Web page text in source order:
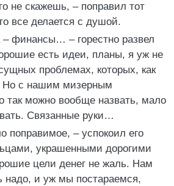
не скажешь, – поправил тот
все делается с душой.
финансы… – горестно развел
есть идеи, планы, я уж не
проблемах, которых, как
Но с нашим мизерным
так можно вообще назвать, мало
Связанные руки…
поправимое, – успокоил его
украшенными дорогими
цели денег не жаль. Нам
надо, и уж мы постараемся,